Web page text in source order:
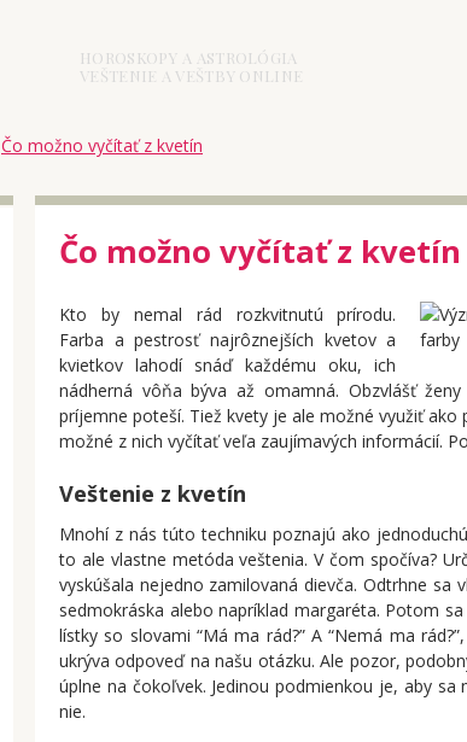
HOROSKOPY A ASTROLÓGIA
VEŠTENIE A VEŠTBY ONLINE
Čo možno vyčítať z kvetín
Čo možno vyčítať z kvetín
Kto by nemal rád rozkvitnutú prírodu.
Farba a pestrosť najrôznejších kvetov a
kvietkov lahodí snáď každému oku, ich
nádherná vôňa býva až omamná. Obzvlášť
príjemne poteší. Tiež kvety je ale možné využiť
možné z nich vyčítať veľa zaujímavých informácií.
Veštenie z kvetín
Mnohí z nás túto techniku poznajú ako
to ale vlastne metóda veštenia. V čom spočíva?
vyskúšala nejedno zamilovaná dievča. Odtrhne sa
sedmokráska alebo napríklad margaréta. Potom
lístky so slovami “Má ma rád?” A “Nemá ma
ukrýva odpoveď na našu otázku. Ale pozor,
úplne na čokoľvek. Jedinou podmienkou je, aby
nie.